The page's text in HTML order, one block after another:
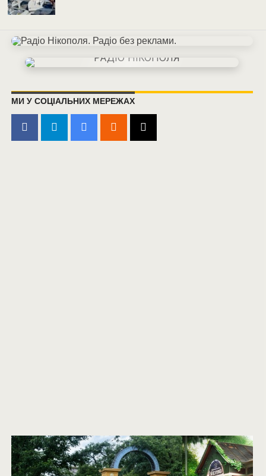
МИ У СОЦІАЛЬНИХ МЕРЕЖАХ